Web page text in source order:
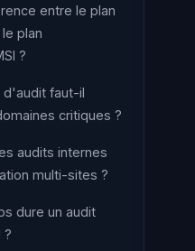
entre le plan
plan
?
d'audit faut-il
critiques ?
audits internes
multi-sites ?
dure un audit
?